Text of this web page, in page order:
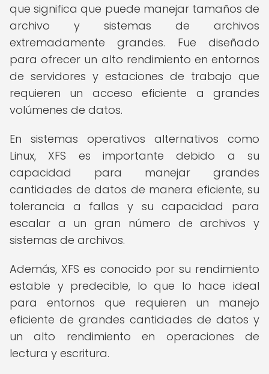
que significa que puede manejar tamaños de
archivo y sistemas de archivos
extremadamente grandes. Fue diseñado
para ofrecer un alto rendimiento en entornos
de servidores y estaciones de trabajo que
requieren un acceso eficiente a grandes
volúmenes de datos.
En sistemas operativos alternativos como
Linux, XFS es importante debido a su
capacidad para manejar grandes
cantidades de datos de manera eficiente, su
tolerancia a fallas y su capacidad para
escalar a un gran número de archivos y
sistemas de archivos.
Además, XFS es conocido por su rendimiento
estable y predecible, lo que lo hace ideal
para entornos que requieren un manejo
eficiente de grandes cantidades de datos y
un alto rendimiento en operaciones de
lectura y escritura.